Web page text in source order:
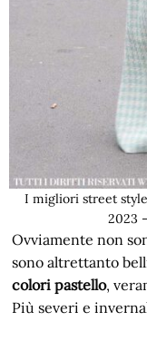
I migliori street
2023
Ovviamente non
sono altrettanto
colori pastello,
Più severi e